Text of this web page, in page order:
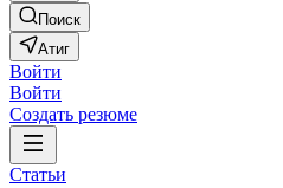
Поиск
Атиг
Войти
Войти
Создать резюме
Статьи